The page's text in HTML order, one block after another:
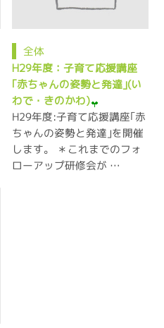
全体
H29年度：子育て応援講座
｢赤ちゃんの姿勢と発達｣(い
わで・きのかわ)
H29年度:子育て応援講座｢赤
ちゃんの姿勢と発達｣を開催
します。 ＊これまでのフォ
ローアップ研修会が …